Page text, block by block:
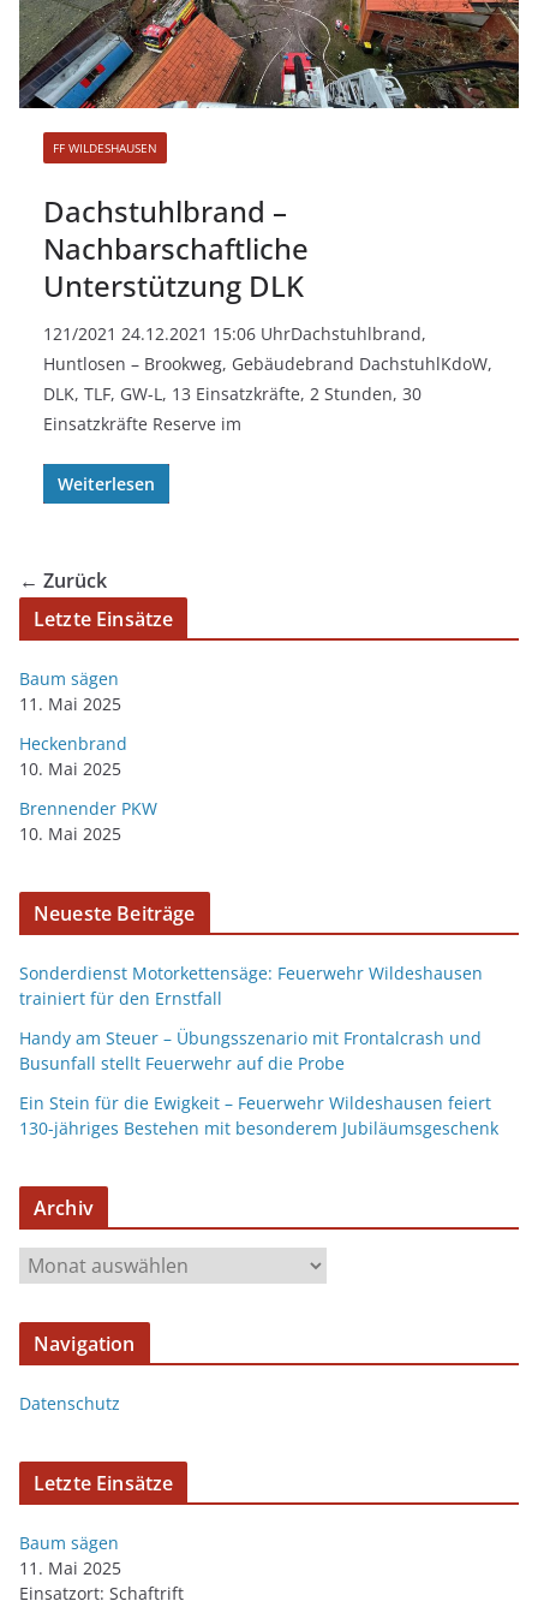
FF WILDESHAUSEN
Dachstuhlbrand –
Nachbarschaftliche
Unterstützung DLK
121/2021 24.12.2021 15:06 UhrDachstuhlbrand,
Huntlosen – Brookweg, Gebäudebrand DachstuhlKdoW,
DLK, TLF, GW-L, 13 Einsatzkräfte, 2 Stunden, 30
Einsatzkräfte Reserve im
Weiterlesen
← Zurück
Letzte Einsätze
Baum sägen
11. Mai 2025
Heckenbrand
10. Mai 2025
Brennender PKW
10. Mai 2025
Neueste Beiträge
Sonderdienst Motorkettensäge: Feuerwehr Wildeshausen
trainiert für den Ernstfall
Handy am Steuer – Übungsszenario mit Frontalcrash und
Busunfall stellt Feuerwehr auf die Probe
Ein Stein für die Ewigkeit – Feuerwehr Wildeshausen feiert
130-jähriges Bestehen mit besonderem Jubiläumsgeschenk
Archiv
Navigation
Datenschutz
Letzte Einsätze
Baum sägen
11. Mai 2025
Einsatzort: Schaftrift